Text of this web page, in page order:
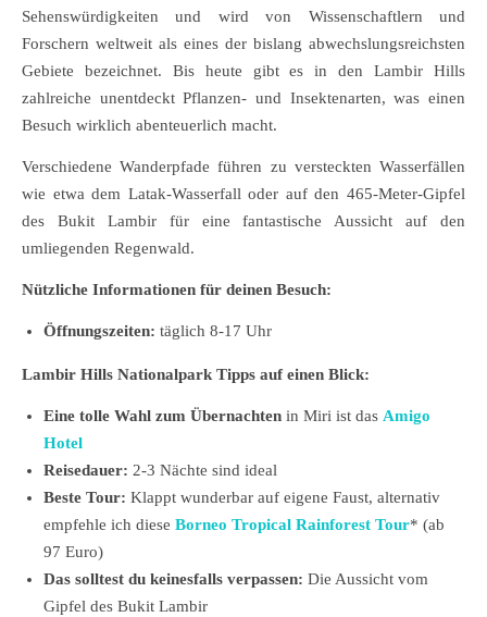
Sehenswürdigkeiten und wird von Wissenschaftlern und
Forschern weltweit als eines der bislang abwechslungsreichsten
Gebiete bezeichnet. Bis heute gibt es in den Lambir Hills
zahlreiche unentdeckt Pflanzen- und Insektenarten, was einen
Besuch wirklich abenteuerlich macht.
Verschiedene Wanderpfade führen zu versteckten Wasserfällen
wie etwa dem Latak-Wasserfall oder auf den 465-Meter-Gipfel
des Bukit Lambir für eine fantastische Aussicht auf den
umliegenden Regenwald.
Nützliche Informationen für deinen Besuch:
Öffnungszeiten: täglich 8-17 Uhr
Lambir Hills Nationalpark Tipps auf einen Blick:
Eine tolle Wahl zum Übernachten in Miri ist das Amigo
Hotel
Reisedauer: 2-3 Nächte sind ideal
Beste Tour: Klappt wunderbar auf eigene Faust, alternativ
empfehle ich diese Borneo Tropical Rainforest Tour* (ab
97 Euro)
Das solltest du keinesfalls verpassen: Die Aussicht vom
Gipfel des Bukit Lambir